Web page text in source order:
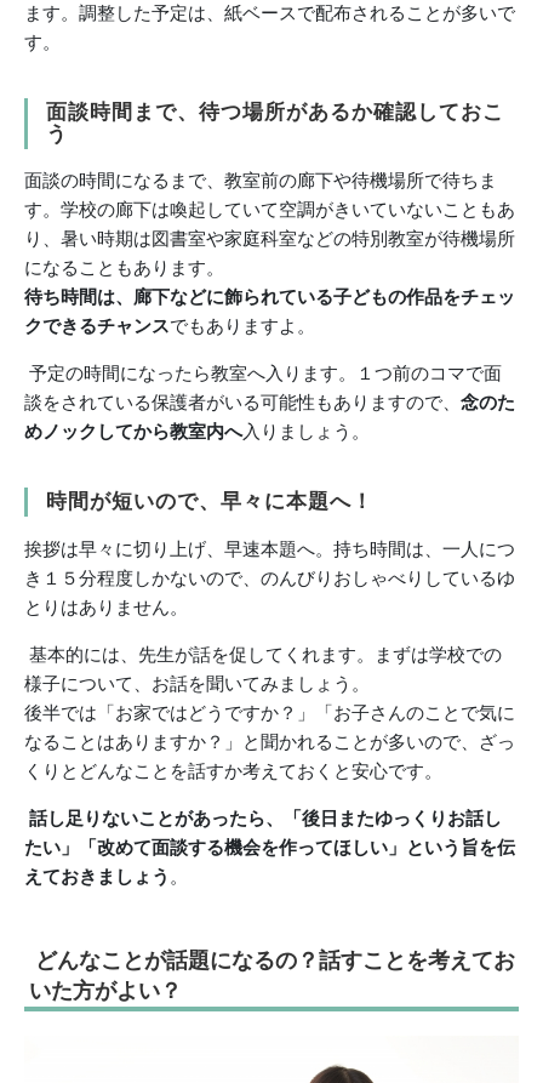
ます。調整した予定は、紙ベースで配布されることが多いで
す。
面談時間まで、待つ場所があるか確認しておこ
う
面談の時間になるまで、教室前の廊下や待機場所で待ちま
す。学校の廊下は喚起していて空調がきいていないこともあ
り、暑い時期は図書室や家庭科室などの特別教室が待機場所
になることもあります。
待ち時間は、廊下などに飾られている子どもの作品をチェッ
クできるチャンスでもありますよ。
予定の時間になったら教室へ入ります。１つ前のコマで面
談をされている保護者がいる可能性もありますので、 念のた
めノックしてから教室内へ入りましょう。
時間が短いので、早々に本題へ！
挨拶は早々に切り上げ、早速本題へ。持ち時間は、一人につ
き１５分程度しかないので、のんびりおしゃべりしているゆ
とりはありません。
基本的には、先生が話を促してくれます。まずは学校での
様子について、お話を聞いてみましょう。
後半では「お家ではどうですか？」「お子さんのことで気に
なることはありますか？」と聞かれることが多いので、ざっ
くりとどんなことを話すか考えておくと安心です。
話し足りないことがあったら、「後日またゆっくりお話し
たい」「改めて面談する機会を作ってほしい」という旨を伝
えておきましょう 。
どんなことが話題になるの？話すことを考えてお
いた方がよい？